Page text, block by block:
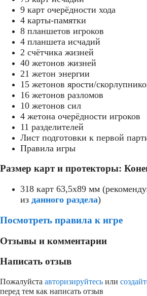
9 карт очерёдности хода
4 карты-памятки
8 планшетов игроков
4 планшета исчадий
2 счётчика жизней
40 жетонов жизней
21 жетон энергии
15 жетонов ярости/
16 жетонов разломов
10 жетонов сил
4 жетона очерёдности игроков
11 разделителей
Лист подготовки к первой
Правила игры
Размер карт и протекторы:
318 карт 63,5x89 мм
из данного раздела)
Посмотреть правила к игре
Отзывы и комментарии
Написать отзыв
Пожалуйста авторизируйтесь или
перед тем как написать отзыв